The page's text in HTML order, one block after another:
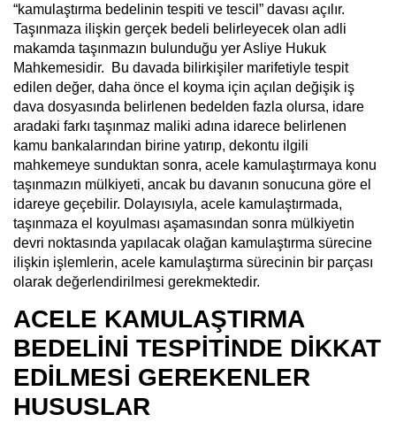
“kamulaştırma bedelinin tespiti ve tescil” davası açılır.
Taşınmaza ilişkin gerçek bedeli belirleyecek olan adli
makamda taşınmazın bulunduğu yer Asliye Hukuk
Mahkemesidir. Bu davada bilirkişiler marifetiyle tespit
edilen değer, daha önce el koyma için açılan değişik iş
dava dosyasında belirlenen bedelden fazla olursa, idare
aradaki farkı taşınmaz maliki adına idarece belirlenen
kamu bankalarından birine yatırıp, dekontu ilgili
mahkemeye sunduktan sonra, acele kamulaştırmaya konu
taşınmazın mülkiyeti, ancak bu davanın sonucuna göre el
idareye geçebilir. Dolayısıyla, acele kamulaştırmada,
taşınmaza el koyulması aşamasından sonra mülkiyetin
devri noktasında yapılacak olağan kamulaştırma sürecine
ilişkin işlemlerin, acele kamulaştırma sürecinin bir parçası
olarak değerlendirilmesi gerekmektedir.
ACELE KAMULAŞTIRMA
BEDELİNİ TESPİTİNDE DİKKAT
EDİLMESİ GEREKENLER
HUSUSLAR